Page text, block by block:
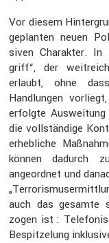
Vor diesem
geplanten neuen
siven Charakter. In
griff“, der
erlaubt, ohne
Handlungen
erfolgte
die vollstän­dige
erheb­liche
können dadurch
angeordnet und
auch das gesamte
zogen ist :
Bespit­ze­lung